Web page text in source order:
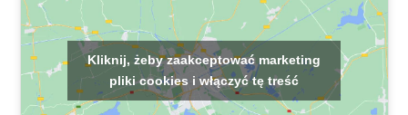
Kliknij, żeby zaakceptować marketing
pliki cookies i włączyć tę treść